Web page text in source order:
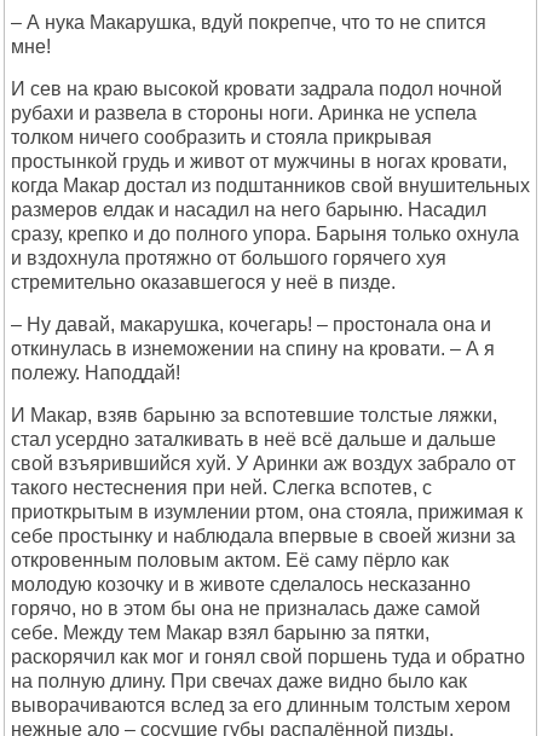
– А нука Макарушка, вдуй покрепче, что то не спится
мне!
И сев на краю высокой кровати задрала подол ночной
рубахи и развела в стороны ноги. Аринка не успела
толком ничего сообразить и стояла прикрывая
простынкой грудь и живот от мужчины в ногах кровати,
когда Макар достал из подштанников свой внушительных
размеров елдак и насадил на него барыню. Насадил
сразу, крепко и до полного упора. Барыня только охнула
и вздохнула протяжно от большого горячего хуя
стремительно оказавшегося у неё в пизде.
– Ну давай, макарушка, кочегарь! – простонала она и
откинулась в изнеможении на спину на кровати. – А я
полежу. Наподдай!
И Макар, взяв барыню за вспотевшие толстые ляжки,
стал усердно заталкивать в неё всё дальше и дальше
свой взъярившийся хуй. У Аринки аж воздух забрало от
такого нестеснения при ней. Слегка вспотев, с
приоткрытым в изумлении ртом, она стояла, прижимая к
себе простынку и наблюдала впервые в своей жизни за
откровенным половым актом. Её саму пёрло как
молодую козочку и в животе сделалось несказанно
горячо, но в этом бы она не призналась даже самой
себе. Между тем Макар взял барыню за пятки,
раскорячил как мог и гонял свой поршень туда и обратно
на полную длину. При свечах даже видно было как
выворачиваются вслед за его длинным толстым хером
нежные ало – сосущие губы распалённой пизды.